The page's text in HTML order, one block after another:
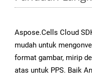
Aspose.Cells Cloud
mudah untuk
format gambar, mirip
atas untuk PPS. Baik